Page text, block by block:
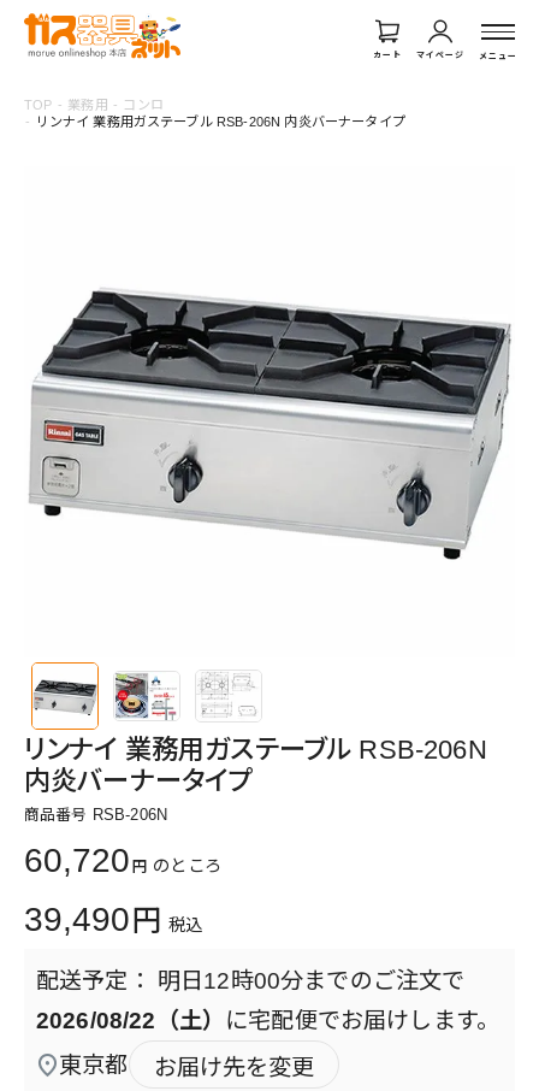
カート マイページ メニュー
TOP 業務用
コンロ
リンナイ 業務用ガステーブル RSB-206N 内炎バーナータイプ
リンナイ 業務用ガステーブル RSB-206N
内炎バーナータイプ
商品番号 RSB-206N
60,720 のところ
39,490 税込
明日 12時00分までのご注文で
2026/08/22（土） に宅配便でお届けします。
東京都
お届け先を変更